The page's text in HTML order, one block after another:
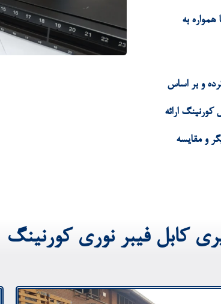
به
و بر اساس
ارائه
و مقایسه
کابل فیبر نوری کورنینگ